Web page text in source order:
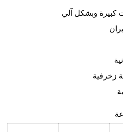
كبيرة وبشكل آلي
زخرفية